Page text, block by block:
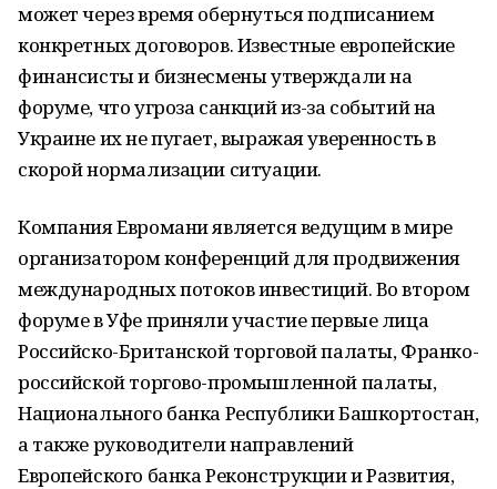
может через время обернуться подписанием
конкретных договоров. Известные европейские
финансисты и бизнесмены утверждали на
форуме, что угроза санкций из-за событий на
Украине их не пугает, выражая уверенность в
скорой нормализации ситуации.
Компания Евромани является ведущим в мире
организатором конференций для продвижения
международных потоков инвестиций. Во втором
форуме в Уфе приняли участие первые лица
Российско-Британской торговой палаты, Франко-
российской торгово-промышленной палаты,
Национального банка Республики Башкортостан,
а также руководители направлений
Европейского банка Реконструкции и Развития,